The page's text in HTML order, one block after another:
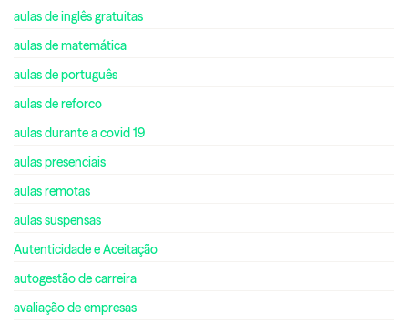
aulas de inglês gratuitas
aulas de matemática
aulas de português
aulas de reforco
aulas durante a covid 19
aulas presenciais
aulas remotas
aulas suspensas
Autenticidade e Aceitação
autogestão de carreira
avaliação de empresas